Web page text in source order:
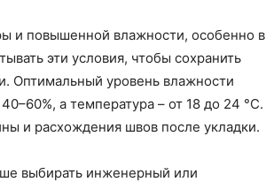
и повышенной влажности, особенно в
эти условия, чтобы сохранить
Оптимальный уровень влажности
а температура – от 18 до 24 °C.
и расхождения швов после укладки.
выбирать инженерный или